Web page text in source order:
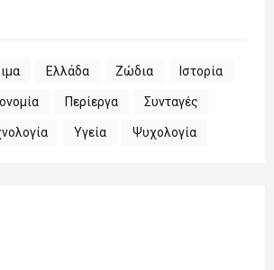
Ελλάδα Ζώδια Ιστορία
Περίεργα Συνταγές
Υγεία Ψυχολογία